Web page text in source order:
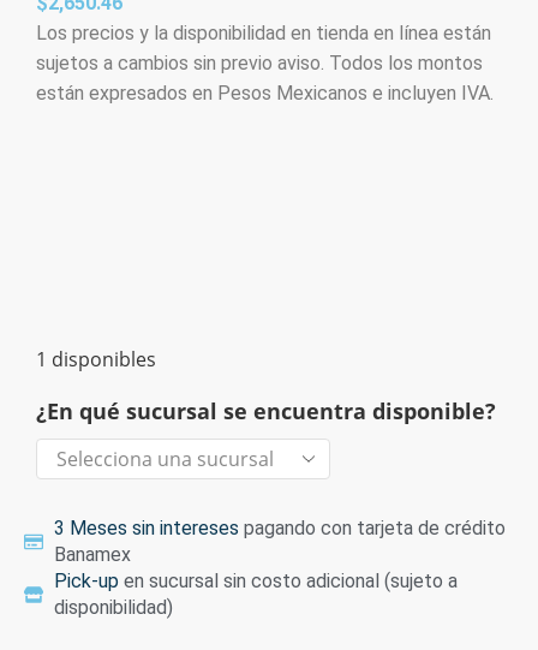
Los precios y la disponibilidad en tienda en línea están
sujetos a cambios sin previo aviso. Todos los montos
están expresados en Pesos Mexicanos e incluyen IVA.
1 disponibles
¿En qué sucursal se encuentra disponible?
3 Meses sin intereses pagando con tarjeta de crédito
Banamex
Pick-up en sucursal sin costo adicional (sujeto a
disponibilidad)